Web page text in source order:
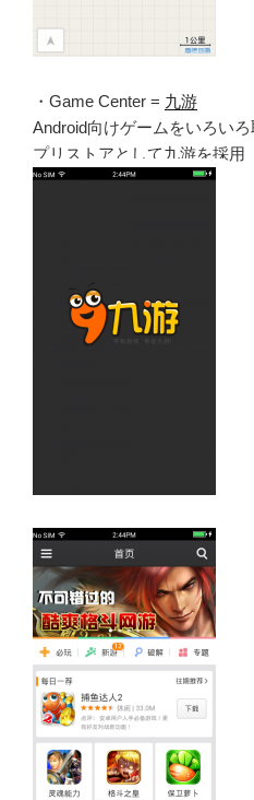
・Game Center = 九游
Android向けゲームをいろい
プリストアとして九游を採用